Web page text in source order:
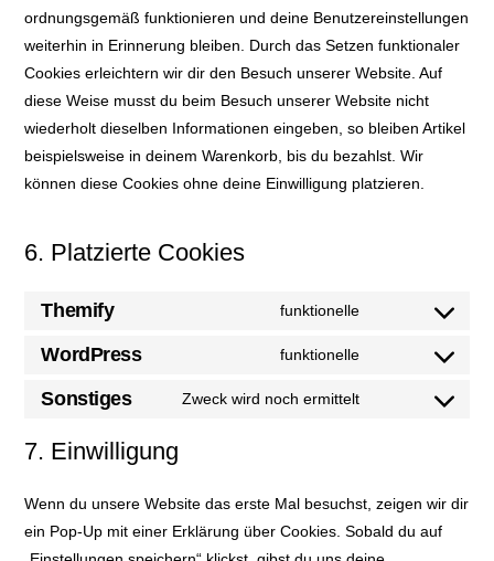
ordnungsgemäß funktionieren und deine Benutzereinstellungen
weiterhin in Erinnerung bleiben. Durch das Setzen funktionaler
Cookies erleichtern wir dir den Besuch unserer Website. Auf
diese Weise musst du beim Besuch unserer Website nicht
wiederholt dieselben Informationen eingeben, so bleiben Artikel
beispielsweise in deinem Warenkorb, bis du bezahlst. Wir
können diese Cookies ohne deine Einwilligung platzieren.
6. Platzierte Cookies
Themify funktionelle
WordPress funktionelle
Sonstiges Zweck wird noch ermittelt
sonstiges
7. Einwilligung
Wenn du unsere Website das erste Mal besuchst, zeigen wir dir
ein Pop-Up mit einer Erklärung über Cookies. Sobald du auf